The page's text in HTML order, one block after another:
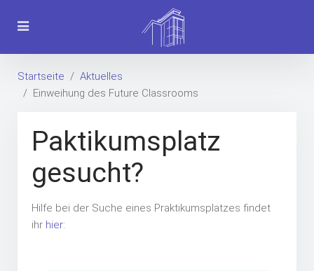
Startseite
Aktuelles
Einweihung des Future Classrooms
Paktikumsplatz
gesucht?
Hilfe bei der Suche eines Praktikumsplatzes findet
ihr hier: